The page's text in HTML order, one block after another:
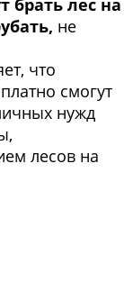
брать лес на
не
что
смогут
нужд
лесов на